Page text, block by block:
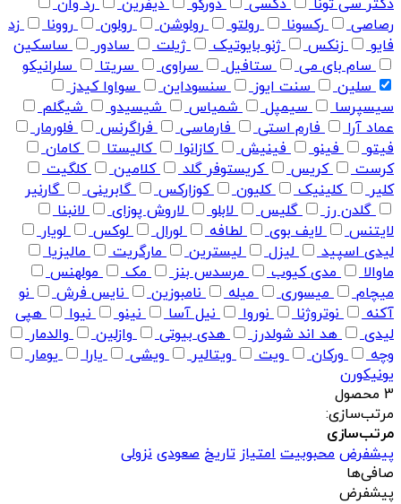
دکتر سی تونا
دکسی دورکو دیفرین
رد وان
رصاصی
رکسونا رولتو رولوشن رولون روونا
زد
فایو
زنکس ژنو بایوتیک ژیلت سادور
ساسکین
سام بای می
ستافیل سراوی سریتا
سلرانیکو
سلین
سنت ایوز سنسوداین
سواوا کیدز
سیسپرسا
سیمپل شمیاس شیسیدو
شیگلم
عماد آرا
فارم استی فارماسی فراگرنس
فلورمار
فیتو
فینو فینیش کازانوا کالیستا
کامان
کرست
کریس کریستوفر گلد کلامین
کلگیت
کلیر
کلینیک کلیون کوزارکس گابرینی
گارنیر
گلدن رز
گلیس لابلو لاروش پوزای
لانبنا
لایتنس
لایف بوی لطافه لورال لوکس
لویار
لیدی اسپید
لیزل لیسترین مارگریت
مالیزیا
ماوالا
مدی کیوب مرسدس بنز مک
مولهنس
میچام
میسوری میله نامبوزین نایس فرش
نو
آکنه
نوتروژنا نوروا نیل آسا نینو نیوا
هپی
لیدی
هد اند شولدرز هدی بیوتی وازلین
والدمار
وچه
ورکان ویت ویتالیر ویشی یارا
یومار
یونیکورن
3 محصول
مرتب‌سازی:
مرتب‌سازی
پیشفرض محبوبیت امتیاز تاریخ صعودی نزولی
صافی‌ها
پیشفرض